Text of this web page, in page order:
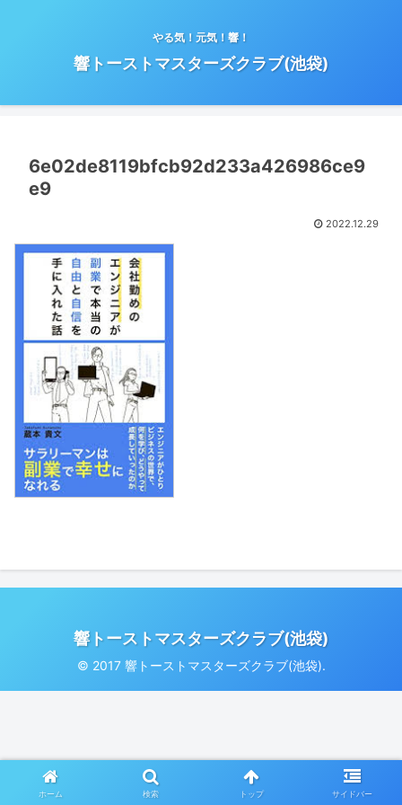
やる気！元気！響！
響トーストマスターズクラブ(池袋)
6e02de8119bfcb92d233a426986ce9
e9
2022.12.29
響トーストマスターズクラブ(池袋)
© 2017 響トーストマスターズクラブ(池袋).
ホーム 検索 トップ サイドバー